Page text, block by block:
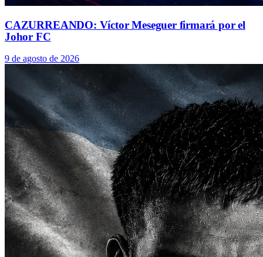
CAZURREANDO: Víctor Meseguer firmará por el
Johor FC
9 de agosto de 2026